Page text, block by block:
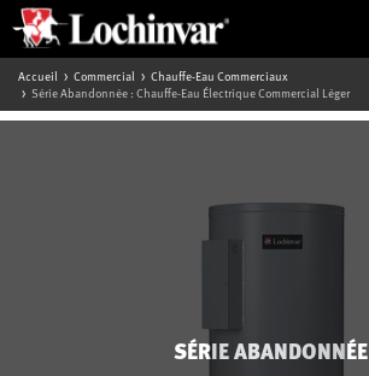
Accueil Commercial
Chauffe-Eau Commerciaux
Série Abandonnée : Chauffe-Eau Électrique Commercial Léger
SÉRIE ABANDONNÉE